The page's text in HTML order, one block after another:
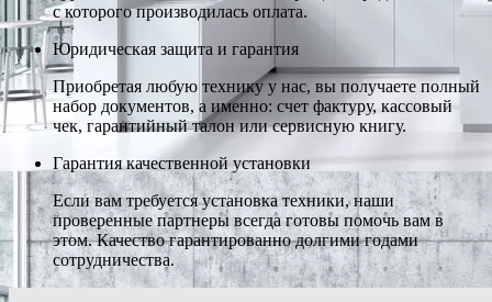
с которого производилась оплата.
Юридическая защита и гарантия
Приобретая любую технику у нас, вы получаете полный
набор документов, а именно: счет фактуру, кассовый
чек, гарантийный талон или сервисную книгу.
Гарантия качественной установки
Если вам требуется установка техники, наши
проверенные партнеры всегда готовы помочь вам в
этом. Качество гарантированно долгими годами
сотрудничества.